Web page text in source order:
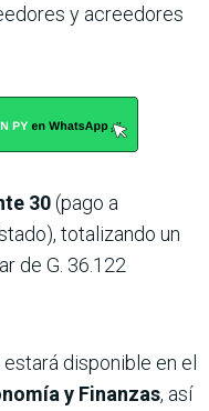
y acreedores
30(pago a
totalizando un
de G. 36.122
disponible en el
y Finanzas, así